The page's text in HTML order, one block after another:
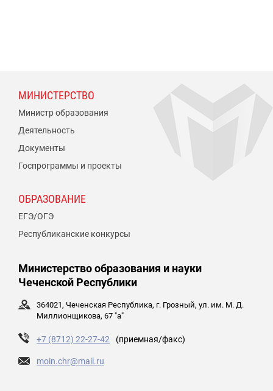
МИНИСТЕРСТВО
Министр образования
Деятельность
Документы
Госпрограммы и проекты
ОБРАЗОВАНИЕ
ЕГЭ/ОГЭ
Республиканские конкурсы
Министерство образования и науки
Чеченской Республики
364021, Чеченская Республика, г. Грозный, ул. им. М. Д.
Миллионщикова, 67 "а"
+7 (8712) 22-27-42 (приемная/факс)
moin.chr@mail.ru